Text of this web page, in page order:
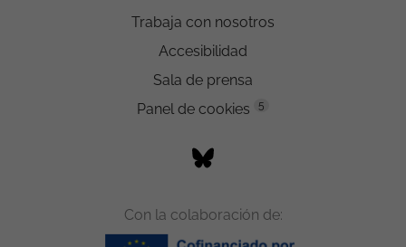
Trabaja con nosotros
Accesibilidad
Sala de prensa
Panel de cookies
5
Con la colaboración de: